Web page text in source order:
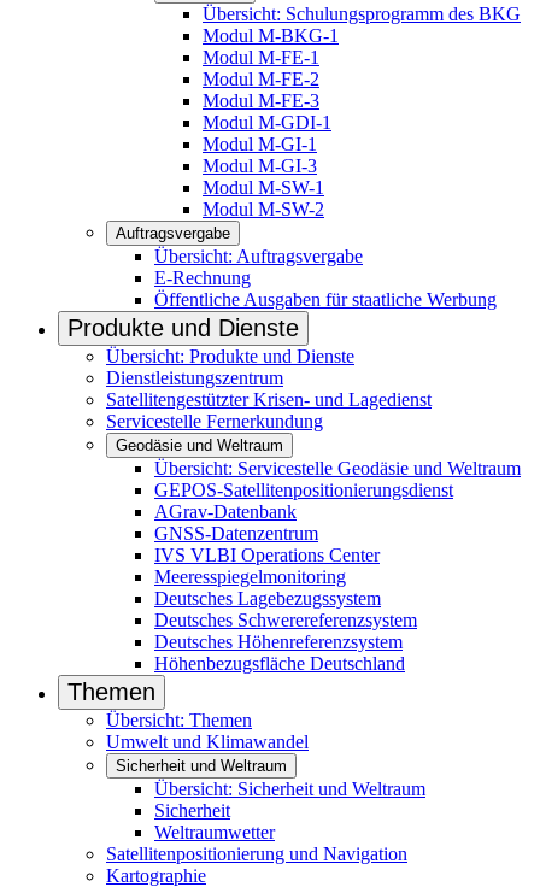
Übersicht: Schulungsprogramm des BKG
Modul M-BKG-1
Modul M-FE-1
Modul M-FE-2
Modul M-FE-3
Modul M-GDI-1
Modul M-GI-1
Modul M-GI-3
Modul M-SW-1
Modul M-SW-2
Auftragsvergabe
Übersicht: Auftragsvergabe
E-Rechnung
Öffentliche Ausgaben für staatliche Werbung
Produkte und Dienste
Übersicht: Produkte und Dienste
Dienstleistungszentrum
Satellitengestützter Krisen- und Lagedienst
Servicestelle Fernerkundung
Geodäsie und Weltraum
Übersicht: Servicestelle Geodäsie und Weltraum
GEPOS-Satellitenpositionierungsdienst
AGrav-Datenbank
GNSS-Datenzentrum
IVS VL­BI Operations Center
Meeresspiegelmonitoring
Deutsches Lagebezugssystem
Deutsches Schwerereferenzsystem
Deutsches Höhenreferenzsystem
Höhenbezugsfläche Deutschland
Themen
Übersicht: Themen
Umwelt und Klimawandel
Sicherheit und Weltraum
Übersicht: Sicherheit und Weltraum
Sicherheit
Weltraumwetter
Satellitenpositionierung und Navigation
Kartographie